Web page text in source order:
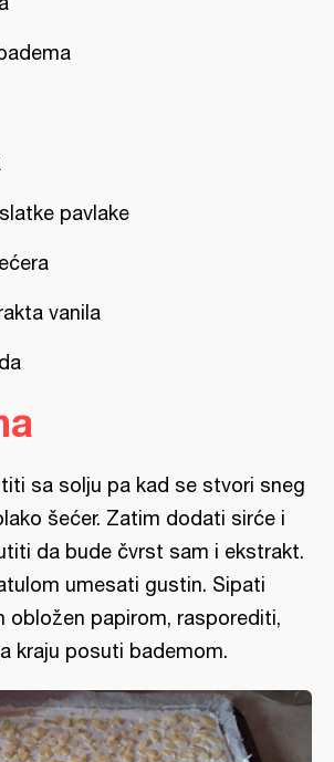
pavlake
vanila
sa solju pa kad se stvori sneg
šećer. Zatim dodati sirće i
da bude čvrst sam i ekstrakt.
umesati gustin. Sipati
obložen papirom, rasporediti,
kraju posuti bademom.